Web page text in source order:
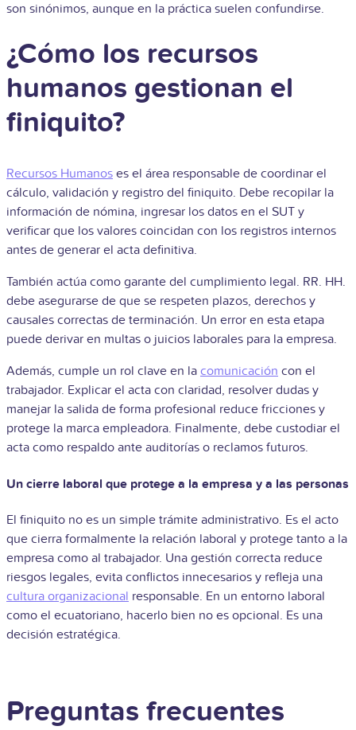
son sinónimos, aunque en la práctica suelen confundirse.
¿Cómo los recursos
humanos gestionan el
finiquito?
Recursos Humanos es el área responsable de coordinar el
cálculo, validación y registro del finiquito. Debe recopilar la
información de nómina, ingresar los datos en el SUT y
verificar que los valores coincidan con los registros internos
antes de generar el acta definitiva.
También actúa como garante del cumplimiento legal. RR. HH.
debe asegurarse de que se respeten plazos, derechos y
causales correctas de terminación. Un error en esta etapa
puede derivar en multas o juicios laborales para la empresa.
Además, cumple un rol clave en la comunicación con el
trabajador. Explicar el acta con claridad, resolver dudas y
manejar la salida de forma profesional reduce fricciones y
protege la marca empleadora. Finalmente, debe custodiar el
acta como respaldo ante auditorías o reclamos futuros.
Un cierre laboral que protege a la empresa y a las personas
El finiquito no es un simple trámite administrativo. Es el acto
que cierra formalmente la relación laboral y protege tanto a la
empresa como al trabajador. Una gestión correcta reduce
riesgos legales, evita conflictos innecesarios y refleja una
cultura organizacional responsable. En un entorno laboral
como el ecuatoriano, hacerlo bien no es opcional. Es una
decisión estratégica.
Preguntas frecuentes